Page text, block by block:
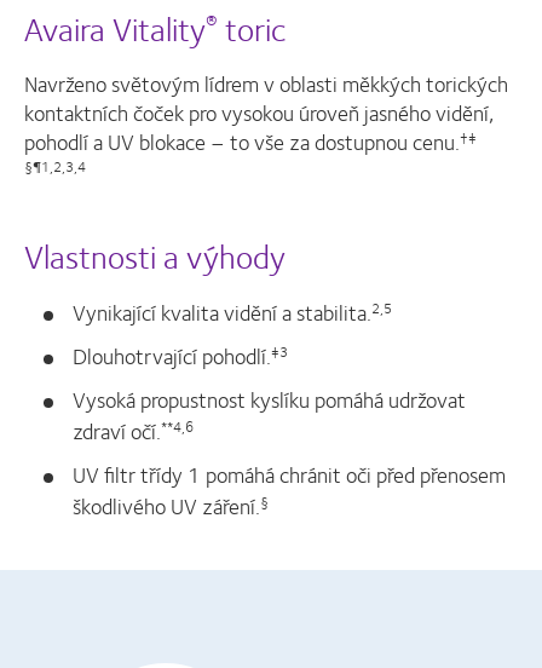
Avaira Vitality® toric
Navrženo světovým lídrem v oblasti měkkých torických
kontaktních čoček pro vysokou úroveň jasného vidění,
pohodlí a UV blokace – to vše za dostupnou cenu.†‡
§¶1,2,3,4
Vlastnosti a výhody
Vynikající kvalita vidění a stabilita.2,5
Dlouhotrvající pohodlí.‡3
Vysoká propustnost kyslíku pomáhá udržovat
zdraví očí.**4,6
UV filtr třídy 1 pomáhá chránit oči před přenosem
škodlivého UV záření.§